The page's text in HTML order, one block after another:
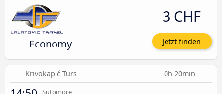
Economy
3 CHF
Jetzt finden
Krivokapić Turs 0h 20min
Sutomore